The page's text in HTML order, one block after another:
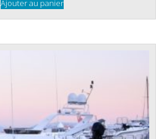
Ajouter au panier